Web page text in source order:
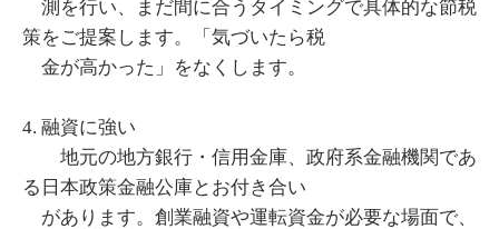
測を行い、まだ間に合うタイミングで具体的な節税
策をご提案します。「気づいたら税
金が高かった」をなくします。
4. 融資に強い
地元の地方銀行・信用金庫、政府系金融機関であ
る日本政策金融公庫とお付き合い
があります。創業融資や運転資金が必要な場面で、